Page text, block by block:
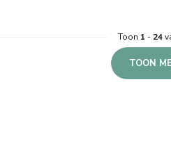
Toon 1 - 24
TOON